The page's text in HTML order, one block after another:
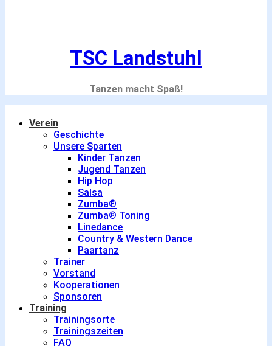
TSC Landstuhl
Tanzen macht Spaß!
Verein
Geschichte
Unsere Sparten
Kinder Tanzen
Jugend Tanzen
Hip Hop
Salsa
Zumba®
Zumba® Toning
Linedance
Country & Western Dance
Paartanz
Trainer
Vorstand
Kooperationen
Sponsoren
Training
Trainingsorte
Trainingszeiten
FAQ